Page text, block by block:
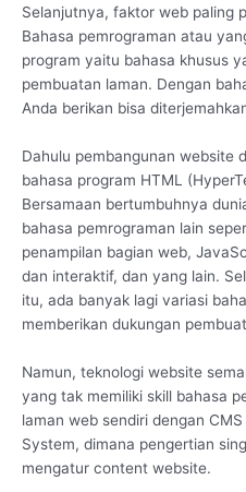
Selanjutnya, faktor web paling
Bahasa pemrograman atau
program yaitu bahasa khusus
pembuatan laman. Dengan
Anda berikan bisa
Dahulu pembangunan website
bahasa program HTML
Bersamaan bertumbuhnya
bahasa pemrograman lain
penampilan bagian web,
dan interaktif, dan yang lain.
itu, ada banyak lagi variasi
memberikan dukungan
Namun, teknologi website
yang tak memiliki skill bahasa
laman web sendiri dengan
System, dimana pengertian
mengatur content website.